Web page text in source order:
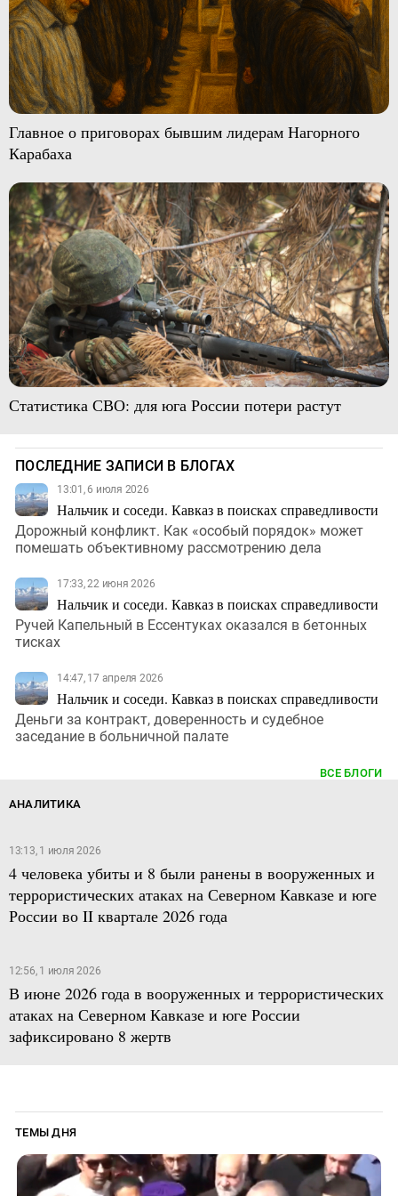
Главное о приговорах бывшим лидерам Нагорного
Карабаха
Статистика СВО: для юга России потери растут
ПОСЛЕДНИЕ ЗАПИСИ В БЛОГАХ
13:01, 6 июля 2026
Нальчик и соседи. Кавказ в поисках справедливости
Дорожный конфликт. Как «особый порядок» может
помешать объективному рассмотрению дела
17:33, 22 июня 2026
Нальчик и соседи. Кавказ в поисках справедливости
Ручей Капельный в Ессентуках оказался в бетонных
тисках
14:47, 17 апреля 2026
Нальчик и соседи. Кавказ в поисках справедливости
Деньги за контракт, доверенность и судебное
заседание в больничной палате
ВСЕ БЛОГИ
АНАЛИТИКА
13:13, 1 июля 2026
4 человека убиты и 8 были ранены в вооруженных и
террористических атаках на Северном Кавказе и юге
России во II квартале 2026 года
12:56, 1 июля 2026
В июне 2026 года в вооруженных и террористических
атаках на Северном Кавказе и юге России
зафиксировано 8 жертв
ТЕМЫ ДНЯ